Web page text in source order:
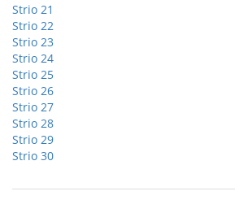
Strio 21
Strio 22
Strio 23
Strio 24
Strio 25
Strio 26
Strio 27
Strio 28
Strio 29
Strio 30